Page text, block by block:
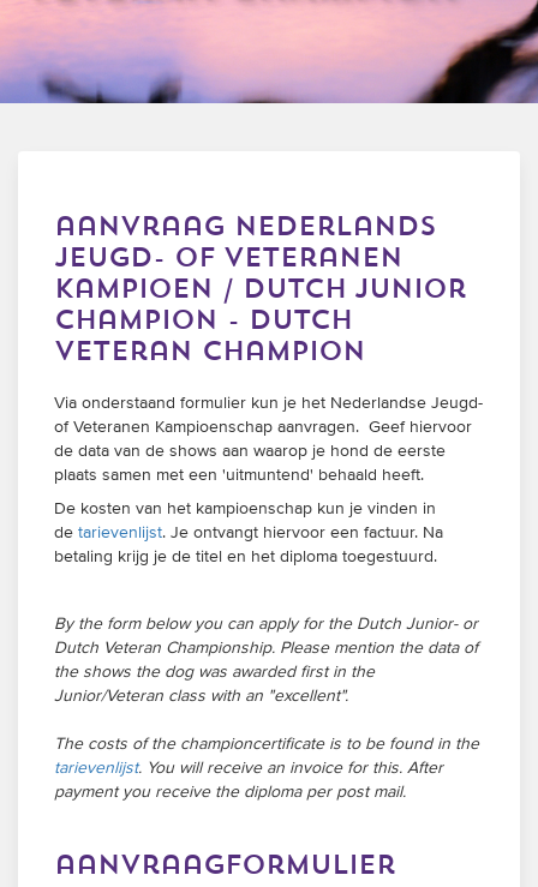
Zoek een vereniging
Inlog Mijn RvB account
Inlog leden / officials
Over ons
Contact & support
Veelgestelde vragen
Vacatures
aanvraag nederlands
jeugd- of veteranen
kampioen / dutch junior
champion - dutch
veteran champion
Via onderstaand formulier kun je het Nederlandse Jeugd-
of Veteranen Kampioenschap aanvragen. Geef hiervoor
de data van de shows aan waarop je hond de eerste
plaats samen met een 'uitmuntend' behaald heeft.
De kosten van het kampioenschap kun je vinden in
de tarievenlijst. Je ontvangt hiervoor een factuur. Na
betaling krijg je de titel en het diploma toegestuurd.
By the form below you can apply for the Dutch Junior- or
Dutch Veteran Championship. Please mention the data of
the shows the dog was awarded first in the
Junior/Veteran class with an "excellent".
The costs of the championcertificate is to be found in the
tarievenlijst. You will receive an invoice for this. After
payment you receive the diploma per post mail.
aanvraagformulier